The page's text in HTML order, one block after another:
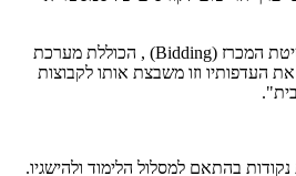
הרישום לקורסים מתקיים בשיטת המכרז (Bidding) , הכוללת מערכת
העדפותיו וזו משבצת אותו לקבוצות
בהתאם למסלול הלימוד ולהישגיו.